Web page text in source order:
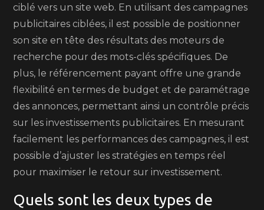
ciblé vers un site web. En utilisant des campagnes
publicitaires ciblées, il est possible de positionner
son site en tête des résultats des moteurs de
recherche pour des mots-clés spécifiques. De
plus, le référencement payant offre une grande
flexibilité en termes de budget et de paramétrage
des annonces, permettant ainsi un contrôle précis
sur les investissements publicitaires. En mesurant
facilement les performances des campagnes, il est
possible d’ajuster les stratégies en temps réel
pour maximiser le retour sur investissement.
Quels sont les deux types de